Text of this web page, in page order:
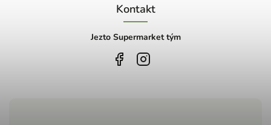
Kontakt
Jezto Supermarket tým